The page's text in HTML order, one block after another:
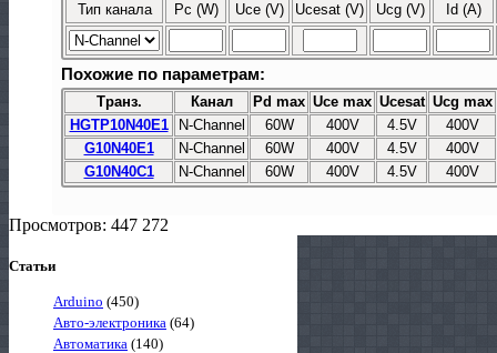
Тип канала Pc (W) Uce (V) Ucesat (V) Ucg (V) Id (A)
Похожие по параметрам:
Транз. Канал Pd max Uce max Ucesat Ucg max
HGTP10N40E1
N-Channel 60W 400V 4.5V
400V
G10N40E1
N-Channel 60W 400V 4.5V
400V
G10N40C1
N-Channel 60W 400V 4.5V 400V
Просмотров: 447 272
Статьи
Arduino (450)
Авто-электроника (64)
Автоматика (140)